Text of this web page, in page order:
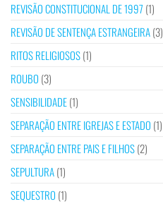
REVISÃO CONSTITUCIONAL DE 1997 (1)
REVISÃO DE SENTENÇA ESTRANGEIRA(3)
RITOS RELIGIOSOS(1)
ROUBO (3)
SENSIBILIDADE(1)
SEPARAÇÃO ENTRE IGREJAS E ESTADO (1)
SEPARAÇÃO ENTRE PAIS E FILHOS(2)
SEPULTURA(1)
SEQUESTRO (1)